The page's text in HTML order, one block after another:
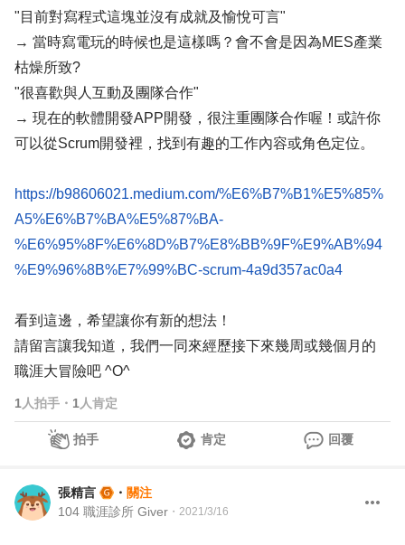
"目前對寫程式這塊並沒有成就及愉悅可言"
→ 當時寫電玩的時候也是這樣嗎？會不會是因為MES產業
枯燥所致?
"很喜歡與人互動及團隊合作"
→ 現在的軟體開發APP開發，很注重團隊合作喔！或許你
可以從Scrum開發裡，找到有趣的工作內容或角色定位。
https://b98606021.medium.com/%E6%B7%B1%E5%85%
A5%E6%B7%BA%E5%87%BA-
%E6%95%8F%E6%8D%B7%E8%BB%9F%E9%AB%94
%E9%96%8B%E7%99%BC-scrum-4a9d357ac0a4
看到這邊，希望讓你有新的想法！
請留言讓我知道，我們一同來經歷接下來幾周或幾個月的
職涯大冒險吧 ^O^
1 人拍手 ・ 1 人肯定
拍手 肯定 回覆
張精言 ・ 關注
104 職涯診所 Giver ・ 2021/3/16